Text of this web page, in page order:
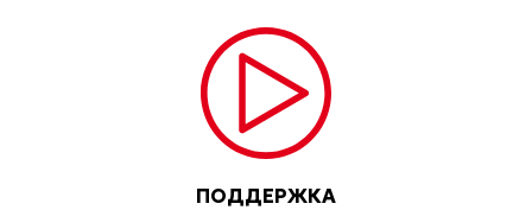
ПОДДЕРЖКА